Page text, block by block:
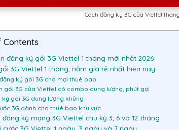
Cách đăng ký 3G của Viettel
Contents
đăng ký gói 3G Viettel 1 tháng mới nhất 2026
3G Viettel 1 tháng, năm giá rẻ nhất hiện nay
đăng ký gói 3G cho mọi thuê bao
gói 3G của Viettel có combo dung lượng, phút gọi
ký gói 3G dung lượng khủng
3G dành cho thuê bao khu vực
ký mạng 3G Viettel chu kỳ 3, 6 và 12 tháng